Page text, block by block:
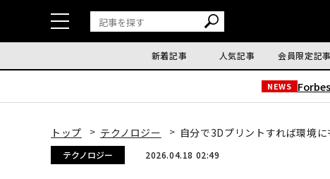
新着記事 人気記事 会員限定記事
NEWS
トップ テクノロジー 自分で3Dプリントすれば環境
テクノロジー 2026.04.18 02:49